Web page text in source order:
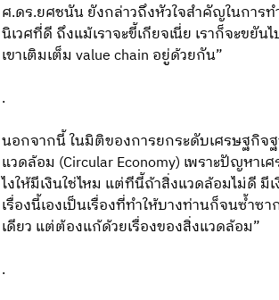
ศ.ดร.ยศชนัน ยังกล่าวถึงหัวใจสำคัญในการท
นิเวศที่ดี ถึงแม้เราจะขี้เกียจเนี่ย เราก็จะขยั
เขาเติมเต็ม value chain อยู่ด้วยกัน”
.
นอกจากนี้ ในมิติของการยกระดับเศรษฐกิจ
แวดล้อม (Circular Economy) เพราะปัญหา
ไงให้มีเงินใช่ไหม แต่ทีนี้ถ้าสิ่งแวดล้อมไม่ดี
เรื่องนี้เองเป็นเรื่องที่ทำให้บางท่านก็จนซ้ำซ
เดียว แต่ต้องแก้ด้วยเรื่องของสิ่งแวดล้อม”
.